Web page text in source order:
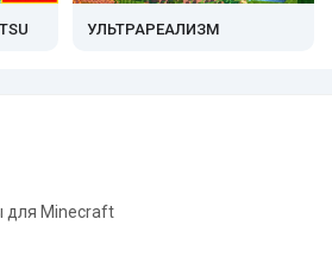
УЛЬТРАРЕАЛИЗМ
для Minecraft